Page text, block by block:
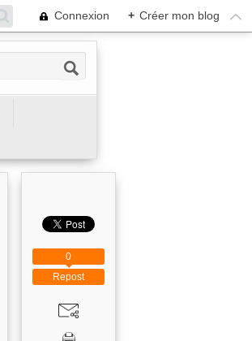
Connexion + Créer mon blog
Repost
0